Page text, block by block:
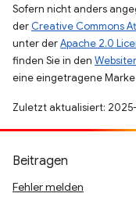
Sofern nicht anders
der Creative Commons
unter derApache 2.0
finden Sie in den
eine eingetragene
Zuletzt aktualisiert:
Beitragen
Fehler melden